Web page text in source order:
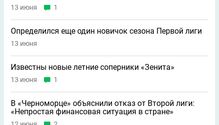
13 июня 1
Определился еще один новичок сезона Первой лиги
13 июня
Известны новые летние соперники «Зенита»
13 июня 1
В «Черноморце» объяснили отказ от Второй лиги:
«Непростая финансовая ситуация в стране»